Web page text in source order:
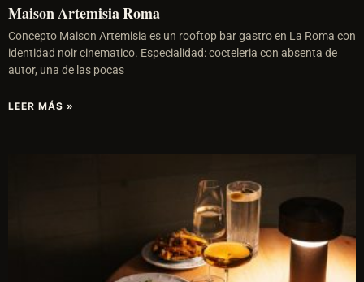
Maison Artemisia Roma
Concepto Maison Artemisia es un rooftop bar gastro en La Roma con
identidad noir cinematico. Especialidad: cocteleria con absenta de
autor, una de las pocas
LEER MÁS »